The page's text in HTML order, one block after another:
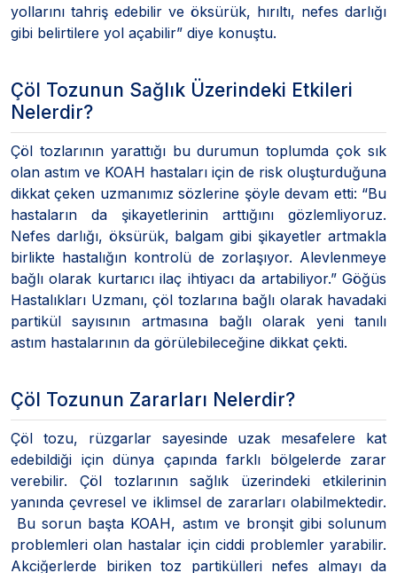
yollarını tahriş edebilir ve öksürük, hırıltı, nefes darlığı
gibi belirtilere yol açabilir” diye konuştu.
Çöl Tozunun Sağlık Üzerindeki Etkileri
Nelerdir?
Çöl tozlarının yarattığı bu durumun toplumda çok sık
olan astım ve KOAH hastaları için de risk oluşturduğuna
dikkat çeken uzmanımız sözlerine şöyle devam etti: “Bu
hastaların da şikayetlerinin arttığını gözlemliyoruz.
Nefes darlığı, öksürük, balgam gibi şikayetler artmakla
birlikte hastalığın kontrolü de zorlaşıyor. Alevlenmeye
bağlı olarak kurtarıcı ilaç ihtiyacı da artabiliyor.” Göğüs
Hastalıkları Uzmanı, çöl tozlarına bağlı olarak havadaki
partikül sayısının artmasına bağlı olarak yeni tanılı
astım hastalarının da görülebileceğine dikkat çekti.
Çöl Tozunun Zararları Nelerdir?
Çöl tozu, rüzgarlar sayesinde uzak mesafelere kat
edebildiği için dünya çapında farklı bölgelerde zarar
verebilir. Çöl tozlarının sağlık üzerindeki etkilerinin
yanında çevresel ve iklimsel de zararları olabilmektedir.
Bu sorun başta KOAH, astım ve bronşit gibi solunum
problemleri olan hastalar için ciddi problemler yarabilir.
Akciğerlerde biriken toz partikülleri nefes almayı da